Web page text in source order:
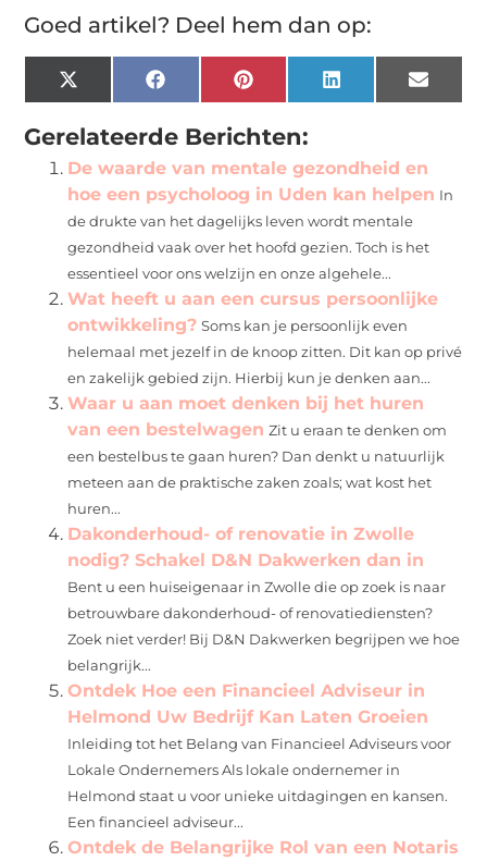
Goed artikel? Deel hem dan op:
X
(Twitter)
FacebookPinterest LinkedIn Email
Gerelateerde Berichten:
De waarde van mentale gezondheid en
hoe een psycholoog in Uden kan helpen In
de drukte van het dagelijks leven wordt mentale
gezondheid vaak over het hoofd gezien. Toch is het
essentieel voor ons welzijn en onze algehele...
Wat heeft u aan een cursus persoonlijke
ontwikkeling? Soms kan je persoonlijk even
helemaal met jezelf in de knoop zitten. Dit kan op privé
en zakelijk gebied zijn. Hierbij kun je denken aan...
Waar u aan moet denken bij het huren
van een bestelwagen Zit u eraan te denken om
een bestelbus te gaan huren? Dan denkt u natuurlijk
meteen aan de praktische zaken zoals; wat kost het
huren...
Dakonderhoud- of renovatie in Zwolle
nodig? Schakel D&N Dakwerken dan in
Bent u een huiseigenaar in Zwolle die op zoek is naar
betrouwbare dakonderhoud- of renovatiediensten?
Zoek niet verder! Bij D&N Dakwerken begrijpen we hoe
belangrijk...
Ontdek Hoe een Financieel Adviseur in
Helmond Uw Bedrijf Kan Laten Groeien
Inleiding tot het Belang van Financieel Adviseurs voor
Lokale Ondernemers Als lokale ondernemer in
Helmond staat u voor unieke uitdagingen en kansen.
Een financieel adviseur...
Ontdek de Belangrijke Rol van een Notaris